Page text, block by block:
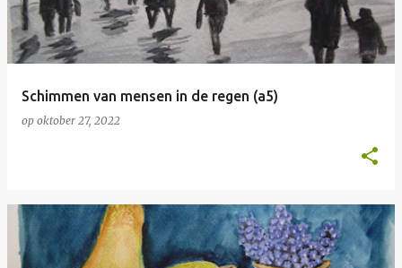
Schimmen van mensen in de regen (a5)
op oktober 27, 2022